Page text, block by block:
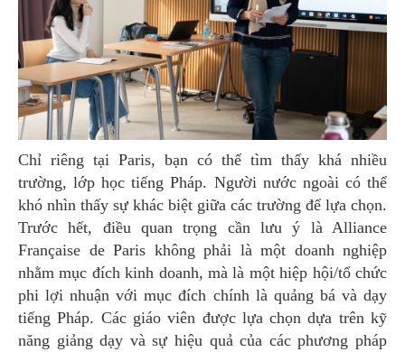
Chỉ riêng tại Paris, bạn có thể tìm thấy khá nhiều
trường, lớp học tiếng Pháp. Người nước ngoài có thể
khó nhìn thấy sự khác biệt giữa các trường để lựa chọn.
Trước hết, điều quan trọng cần lưu ý là Alliance
Française de Paris không phải là một doanh nghiệp
nhằm mục đích kinh doanh, mà là một hiệp hội/tổ chức
phi lợi nhuận với mục đích chính là quảng bá và dạy
tiếng Pháp. Các giáo viên được lựa chọn dựa trên kỹ
năng giảng dạy và sự hiệu quả của các phương pháp